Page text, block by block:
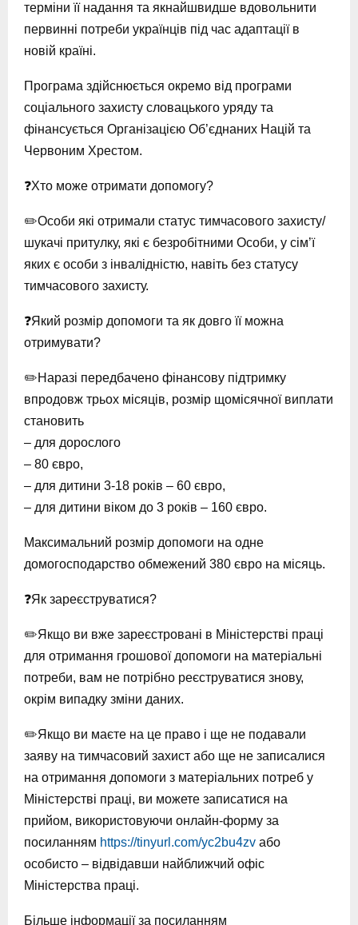
терміни її надання та якнайшвидше вдовольнити
первинні потреби українців під час адаптації в
новій країні.
Програма здійснюється окремо від програми
соціального захисту словацького уряду та
фінансується Організацією Об’єднаних Націй та
Червоним Хрестом.
❓Хто може отримати допомогу?
✏️Особи які отримали статус тимчасового захисту/
шукачі притулку, які є безробітними Особи, у сім’ї
яких є особи з інвалідністю, навіть без статусу
тимчасового захисту.
❓Який розмір допомоги та як довго її можна
отримувати?
✏️Наразі передбачено фінансову підтримку
впродовж трьох місяців, розмір щомісячної виплати
становить
– для дорослого
– 80 євро,
– для дитини 3-18 років – 60 євро,
– для дитини віком до 3 років – 160 євро.
Максимальний розмір допомоги на одне
домогосподарство обмежений 380 євро на місяць.
❓Як зареєструватися?
✏️Якщо ви вже зареєстровані в Міністерстві праці
для отримання грошової допомоги на матеріальні
потреби, вам не потрібно реєструватися знову,
окрім випадку зміни даних.
✏️Якщо ви маєте на це право і ще не подавали
заяву на тимчасовий захист або ще не записалися
на отримання допомоги з матеріальних потреб у
Міністерстві праці, ви можете записатися на
прийом, використовуючи онлайн-форму за
посиланням https://tinyurl.com/yc2bu4zv або
особисто – відвідавши найближчий офіс
Міністерства праці.
Більше інформації за посиланням